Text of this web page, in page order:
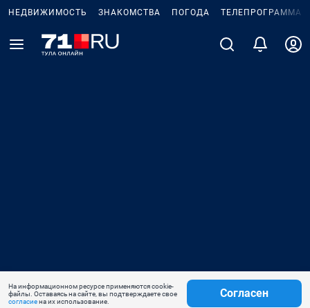
НЕДВИЖИМОСТЬ ЗНАКОМСТВА ПОГОДА ТЕЛЕПРОГРАММА
На информационном ресурсе применяются cookie-
файлы. Оставаясь на сайте, вы подтверждаете свое
согласиена их использование.
Согласен